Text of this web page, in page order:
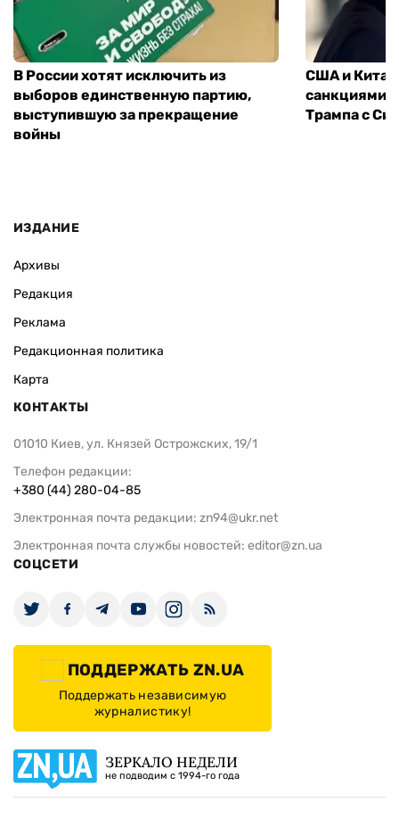
В России хотят исключить из
выборов единственную партию,
выступившую за прекращение
войны
США и
санкциями:
Трампа с Си
ИЗДАНИЕ
Архивы
Редакция
Реклама
Редакционная политика
Карта
КОНТАКТЫ
01010 Киев, ул. Князей Острожских, 19/1
Телефон редакции:
+380 (44) 280-04-85
Электронная почта редакции: zn94@ukr.net
Электронная почта службы новостей: editor@zn.ua
СОЦСЕТИ
ПОДДЕРЖАТЬ ZN.UA
Поддержать независимую
журналистику!
ЗЕРКАЛО НЕДЕЛИ
не подводим с 1994-го года